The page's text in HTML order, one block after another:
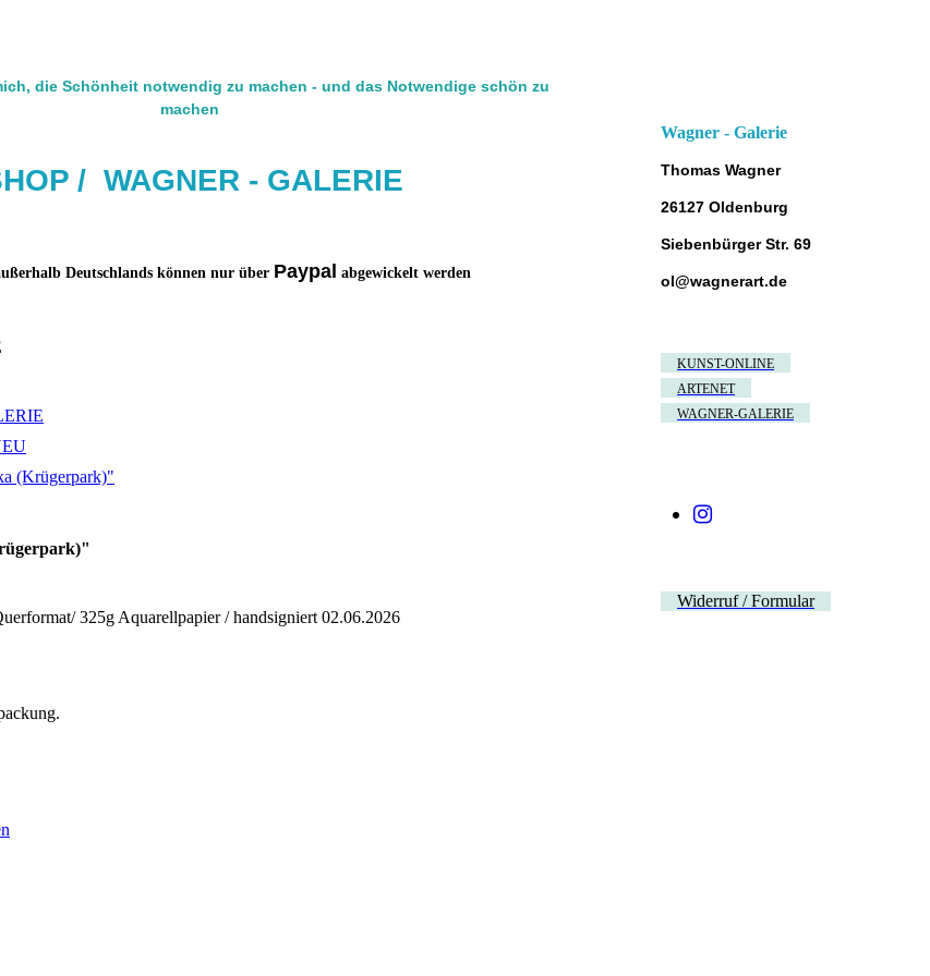
die Schönheit notwendig zu machen - und das Notwendige schön zu
machen
/ WAGNER - GALERIE
Deutschlands können nur über Paypal abgewickelt werden
(Krügerpark)"
325g Aquarellpapier / handsigniert 02.06.2026
Wagner - Galerie
Thomas Wagner
26127 Oldenburg
Siebenbürger Str. 69
ol@wagnerart.de
KUNST-ONLINE
ARTENET
WAGNER-GALERIE
Widerruf / Formular